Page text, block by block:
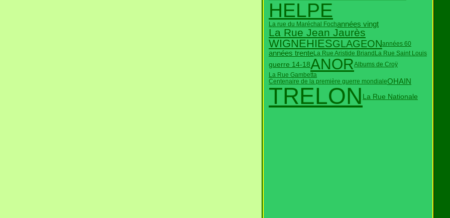
HELPE
La rue du Maréchal Fochannées vingt
La Rue Jean Jaurès
WIGNEHIESGLAGEONannées 60
années trenteLa Rue Aristide BriandLa Rue Saint Louis
guerre 14-18ANORAlbums de Croÿ
La Rue Gambetta
Centenaire de la première guerre mondialeOHAIN
TRELON La Rue Nationale